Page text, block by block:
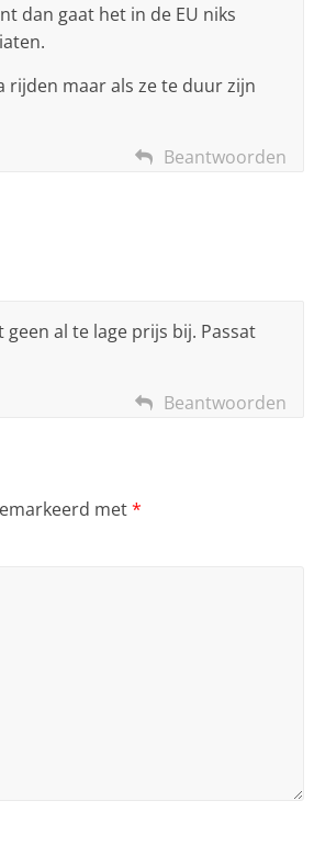
dan gaat het in de EU niks
rijden maar als ze te duur zijn
Beantwoorden
al te lage prijs bij. Passat
Beantwoorden
met*